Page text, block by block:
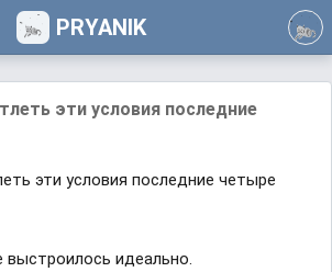
PRYANIK
эти условия последние
эти условия последние четыре
идеально.